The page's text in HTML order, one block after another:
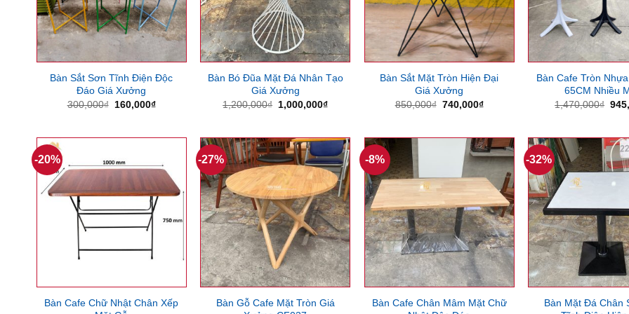
Bàn Sắt Sơn Tĩnh Điện Độc
Đáo Giá Xưởng
300,000₫ Giá
160,000₫Giá
Bàn Bó Đũa Mặt Đá Nhân Tạo
Giá Xưởng
1,200,000₫ Giá
1,000,000₫Giá
1,000,000₫.
Bàn Sắt Mặt Tròn Hiện Đại
Giá Xưởng
850,000₫ Giá
740,000₫Giá
740,000₫.
Bàn Cafe Tròn
65CM Nhiều
1,470,000₫ Giá
-20%
Bàn Cafe Chữ Nhật Chân Xếp
-27%
Bàn Gỗ Cafe Mặt Tròn Giá
-8%
Bàn Cafe Chân Mâm Mặt Chữ
-32%
Bàn Mặt Đá Chân